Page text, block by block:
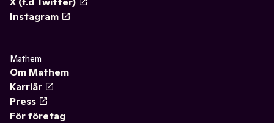
Instagram
Mathem
Om Mathem
Karriär
Press
För företag